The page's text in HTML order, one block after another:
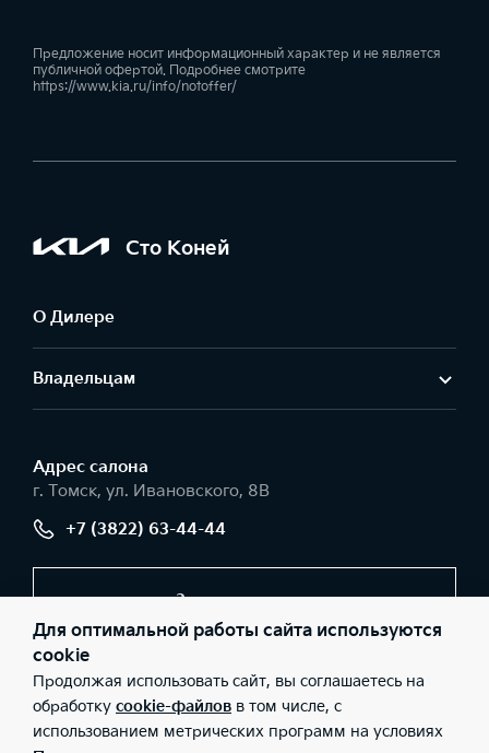
Предложение носит информационный характер и не является
публичной офертой. Подробнее смотрите
https://www.kia.ru/info/notoffer/
Сто Коней
О Дилере
Владельцам
Адрес салонa
г. Томск, ул. Ивановского, 8В
+7 (3822) 63-44-44
Заказать звонок
© 2026 Юридические лица ООО «Арсенал Моторс»
(Фактический адрес: г. Томск, ул. Ивановского, 8В; Телефон: +7
(3822) 63-44-44; ИНН: 7017091070; ОГРН: 1047000106581), ООО
«Киа Россия и СНГ» (Фактический адрес: г.Москва, Валовая 26;
Для оптимальной работы сайта используются
cookie
Продолжая использовать сайт, вы соглашаетесь на
обработку cookie-файлов в том числе, с
использованием метрических программ на условиях